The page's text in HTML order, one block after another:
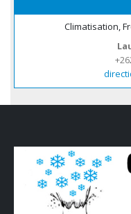
Climatisation,